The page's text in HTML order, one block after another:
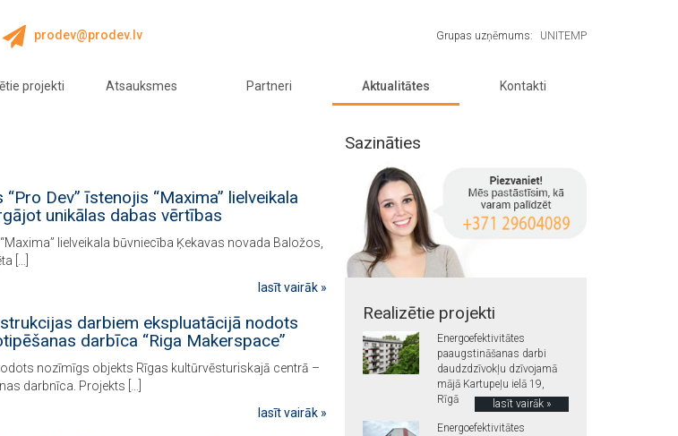
prodev@prodev.lv Grupas uzņēmums: UNITEMP
projekti Atsauksmes Partneri Aktualitātes Kontakti
Dev” īstenojis “Maxima” lielveikala
unikālas dabas vērtības
lielveikala būvniecība Ķekavas novada Baložos,
[…]
lasīt vairāk »
darbiem ekspluatācijā nodots
darbīca “Riga Makerspace”
nozīmīgs objekts Rīgas kultūrvēsturiskajā centrā –
darbnīca. Projekts […]
lasīt vairāk »
Sazināties
Realizētie projekti
Energoefektivitātes
paaugstināšanas darbi
daudzdzīvokļu dzīvojamā
mājā Kartupeļu ielā 19,
Rīgā
lasīt vairāk »
Energoefektivitātes